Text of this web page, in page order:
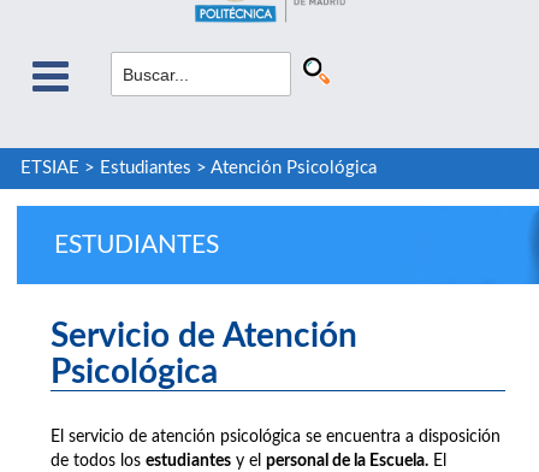
ETSIAE > Estudiantes > Atención Psicológica
ESTUDIANTES
Servicio de Atención
Psicológica
El servicio de atención psicológica se encuentra a disposición
de todos los estudiantes y el personal de la Escuela. El